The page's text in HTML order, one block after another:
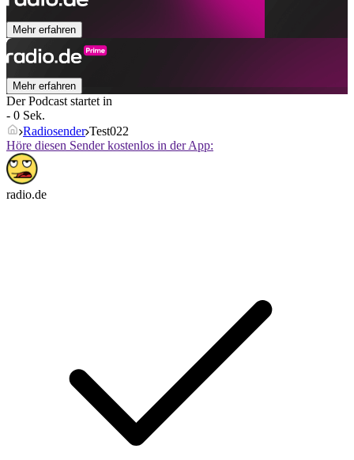
Mehr erfahren
Mehr erfahren
Der Podcast startet in
- 0 Sek.
Radiosender Test022
Höre diesen Sender kostenlos in der App:
radio.de